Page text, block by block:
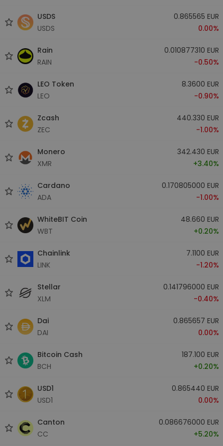
USDS
USDS
0.865565 EUR
0.00%
Rain
RAIN
0.010877310 EUR
-0.50%
LEO Token
LEO
8.3600 EUR
-0.90%
Zcash
ZEC
440.330 EUR
-1.00%
Monero
XMR
342.430 EUR
+3.40%
Cardano
ADA
0.170805000 EUR
-1.00%
WhiteBIT Coin
WBT
48.660 EUR
+0.20%
Chainlink
LINK
7.1100 EUR
-1.20%
Stellar
XLM
0.141796000 EUR
-0.40%
Dai
DAI
0.865657 EUR
0.00%
Bitcoin Cash
BCH
187.100 EUR
+0.20%
USD1
USD1
0.865440 EUR
0.00%
Canton
CC
0.086676000 EUR
+5.20%